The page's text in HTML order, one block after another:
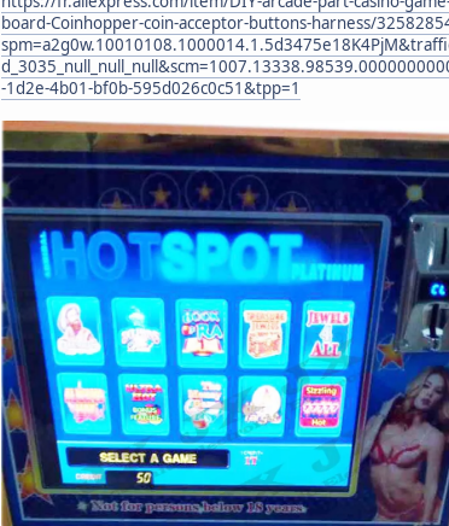
board-Coinhopper-coin-acceptor-buttons-harness/
-1d2e-4b01-bf0b-595d026c0c51&tpp=1